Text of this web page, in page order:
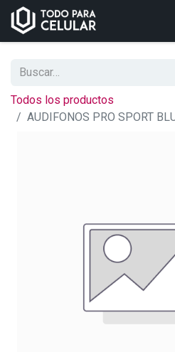
Todos los productos
AUDIFONOS PRO SPORT